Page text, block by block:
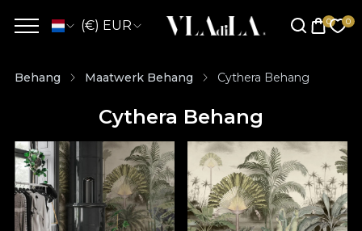
(€) EUR
Behang Maatwerk Behang Cythera Behang
Cythera Behang